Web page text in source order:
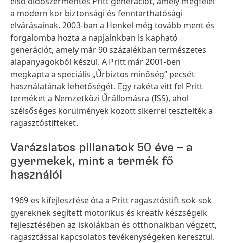
a modern kor biztonsági és fenntarthatósági
elvárásainak. 2003-ban a Henkel még tovább ment és
forgalomba hozta a napjainkban is kapható
generációt, amely már 90 százalékban természetes
alapanyagokból készül. A Pritt már 2001-ben
megkapta a speciális „Űrbiztos minőség” pecsét
használatának lehetőségét. Egy rakéta vitt fel Pritt
terméket a Nemzetközi Űrállomásra (ISS), ahol
szélsőséges körülmények között sikerrel tesztelték a
ragasztóstifteket.
Varázslatos pillanatok 50 éve – a
gyermekek, mint a termék fő
használói
1969-es kifejlesztése óta a Pritt ragasztóstift sok-sok
gyereknek segített motorikus és kreatív készségeik
fejlesztésében az iskolákban és otthonaikban végzett,
ragasztással kapcsolatos tevékenységeken keresztül.